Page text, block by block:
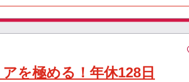
を極める！年休128日